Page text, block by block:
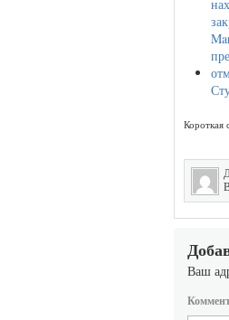
Короткая
Ваш